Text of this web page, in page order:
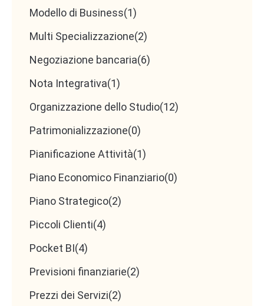
Modello di Business(1)
Multi Specializzazione(2)
Negoziazione bancaria(6)
Nota Integrativa(1)
Organizzazione dello Studio(12)
Patrimonializzazione(0)
Pianificazione Attività(1)
Piano Economico Finanziario(0)
Piano Strategico(2)
Piccoli Clienti(4)
Pocket BI(4)
Previsioni finanziarie(2)
Prezzi dei Servizi(2)